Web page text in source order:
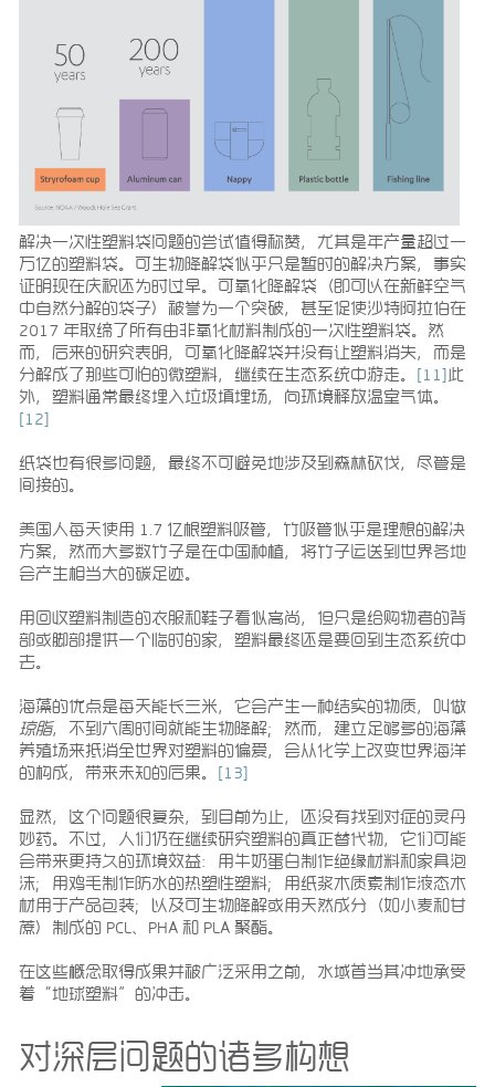
解决一次性塑料袋问题的尝试值得称赞，尤其是年产量超过一
万亿的塑料袋。可生物降解袋似乎只是暂时的解决方案，事实
证明现在庆祝还为时过早。可氧化降解袋（即可以在新鲜空气
中自然分解的袋子）被誉为一个突破，甚至促使沙特阿拉伯在
2017 年取缔了所有由非氧化材料制成的一次性塑料袋。然
而，后来的研究表明，可氧化降解袋并没有让塑料消失，而是
分解成了那些可怕的微塑料，继续在生态系统中游走。 [11]此
外，塑料通常最终埋入垃圾填埋场，向环境释放温室气体。
[12]
纸袋也有很多问题，最终不可避免地涉及到森林砍伐，尽管是
间接的。
美国人每天使用 1.7 亿根塑料吸管，竹吸管似乎是理想的解决
方案，然而大多数竹子是在中国种植，将竹子运送到世界各地
会产生相当大的碳足迹。
用回收塑料制造的衣服和鞋子看似高尚，但只是给购物者的背
部或脚部提供一个临时的家，塑料最终还是要回到生态系统中
去。
海藻的优点是每天能长三米，它会产生一种结实的物质，叫做
琼脂，不到六周时间就能生物降解；然而，建立足够多的海藻
养殖场来抵消全世界对塑料的偏爱，会从化学上改变世界海洋
的构成，带来未知的后果。 [13]
显然，这个问题很复杂，到目前为止，还没有找到对症的灵丹
妙药。不过，人们仍在继续研究塑料的真正替代物，它们可能
会带来更持久的环境效益：用牛奶蛋白制作绝缘材料和家具泡
沫；用鸡毛制作防水的热塑性塑料；用纸浆木质素制作液态木
材用于产品包装；以及可生物降解或用天然成分（如小麦和甘
蔗）制成的 PCL、PHA 和 PLA 聚酯。
在这些概念取得成果并被广泛采用之前，水域首当其冲地承受
着“地球塑料”的冲击。
对深层问题的诸多构想